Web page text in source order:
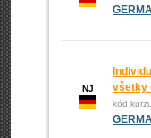
NJ
všetky
kód